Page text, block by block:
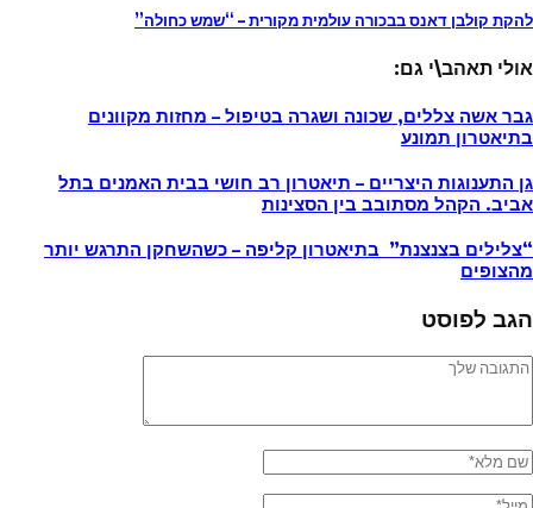
להקת קולבן דאנס בבכורה עולמית מקורית – “שמש כחולה”
אולי תאהב\י גם:
גבר אשה צללים, שכונה ושגרה בטיפול – מחזות מקוונים
בתיאטרון תמונע
גן התענוגות היצריים – תיאטרון רב חושי בבית האמנים בתל
אביב. הקהל מסתובב בין הסצינות
“צלילים בצנצנת” בתיאטרון קליפה – כשהשחקן התרגש יותר
מהצופים
הגב לפוסט